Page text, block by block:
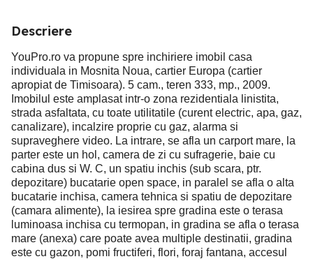
Descriere
YouPro.ro va propune spre inchiriere imobil casa
individuala in Mosnita Noua, cartier Europa (cartier
apropiat de Timisoara). 5 cam., teren 333, mp., 2009.
Imobilul este amplasat intr-o zona rezidentiala linistita,
strada asfaltata, cu toate utilitatile (curent electric, apa, gaz,
canalizare), incalzire proprie cu gaz, alarma si
supraveghere video. La intrare, se afla un carport mare, la
parter este un hol, camera de zi cu sufragerie, baie cu
cabina dus si W. C, un spatiu inchis (sub scara, ptr.
depozitare) bucatarie open space, in paralel se afla o alta
bucatarie inchisa, camera tehnica si spatiu de depozitare
(camara alimente), la iesirea spre gradina este o terasa
luminoasa inchisa cu termopan, in gradina se afla o terasa
mare (anexa) care poate avea multiple destinatii, gradina
este cu gazon, pomi fructiferi, flori, foraj fantana, accesul